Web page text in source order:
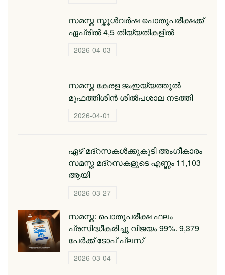
സമസ്ത സ്കൂള്‍വര്‍ഷ പൊതുപരീക്ഷക്ക്
ഏപ്രില്‍ 4,5 തിയ്യതികളില്‍
2026-04-03
സമസ്ത കേരള ജംഇയ്യത്തുല്‍
മുഫത്തിശീന്‍ ശില്‍പശാല നടത്തി
2026-04-01
ഏഴ് മദ്റസകള്‍ക്കുകൂടി അംഗീകാരം
സമസ്ത മദ്റസകളുടെ എണ്ണം 11,103
ആയി
2026-03-27
സമസ്ത: പൊതുപരീക്ഷ ഫലം
പ്രസിദ്ധീകരിച്ചു വിജയം 99%. 9,379
പേര്‍ക്ക് ടോപ് പ്ലസ്
2026-03-04